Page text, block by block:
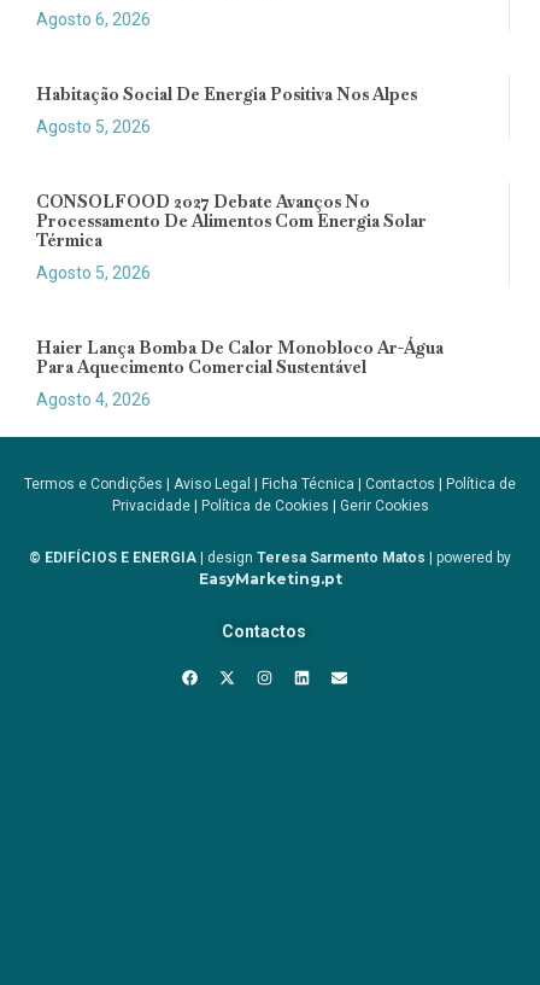
Agosto 6, 2026
Habitação Social De Energia Positiva Nos Alpes
Agosto 5, 2026
CONSOLFOOD 2027 Debate Avanços No
Processamento De Alimentos Com Energia Solar
Térmica
Agosto 5, 2026
Haier Lança Bomba De Calor Monobloco Ar-Água
Para Aquecimento Comercial Sustentável
Agosto 4, 2026
Termos e Condições Aviso Legal Ficha Técnica Contactos
Política de
Privacidade| Política de Cookies Gerir Cookies
© EDIFÍCIOS E ENERGIA | design Teresa Sarmento Matos | powered by
EasyMarketing.pt
Contactos